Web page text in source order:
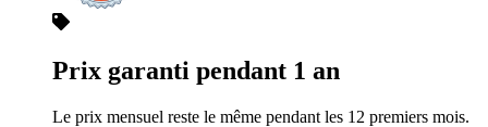
Prix garanti pendant 1 an
Le prix mensuel reste le même pendant les 12 premiers mois.